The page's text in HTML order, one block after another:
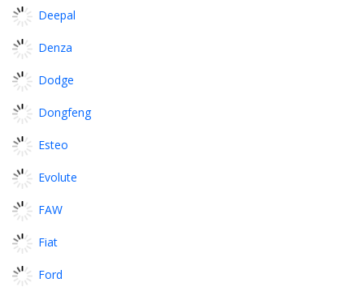
Deepal
Denza
Dodge
Dongfeng
Esteo
Evolute
FAW
Fiat
Ford